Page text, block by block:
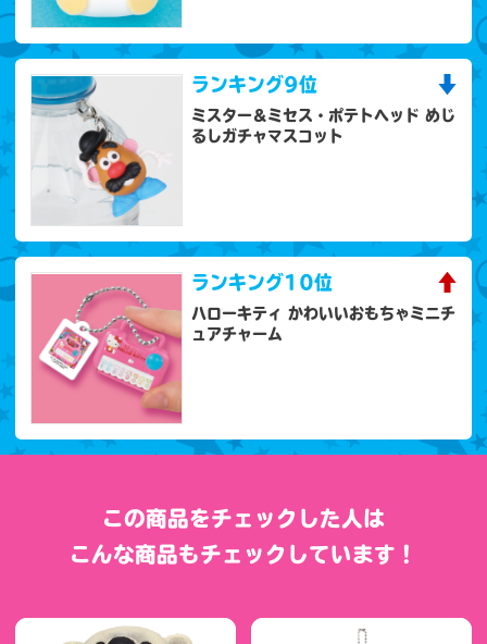
ランキング9位
ミスター＆ミセス・ポテトヘッド めじ
るしガチャマスコット
ランキング10位
ハローキティ かわいいおもちゃミニチ
ュアチャーム
この商品をチェックした人は
こんな商品もチェックしています！